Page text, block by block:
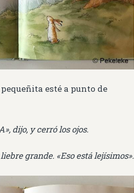
esté a punto de
dijo, y cerró los ojos.
grande. «Eso está lejísimos».